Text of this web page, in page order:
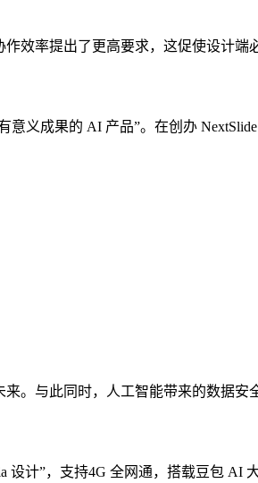
效率提出了更高要求，这促使设计端
义成果的 AI 产品”。在创办
。与此同时，人工智能带来的数据
设计”，支持4G 全网通，搭载豆包